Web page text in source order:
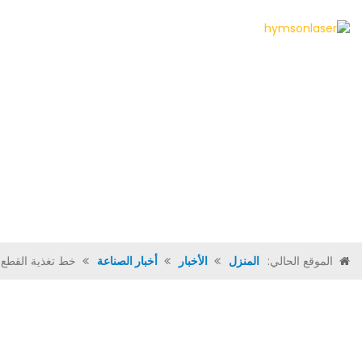
الموقع الحالي: المنزل الأخبار أخبار الصناعة خط تغذية القطع